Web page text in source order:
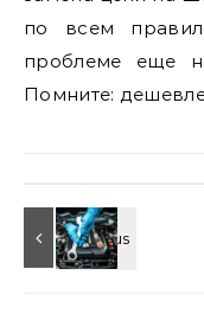
по всем
проблеме еще
Помните: